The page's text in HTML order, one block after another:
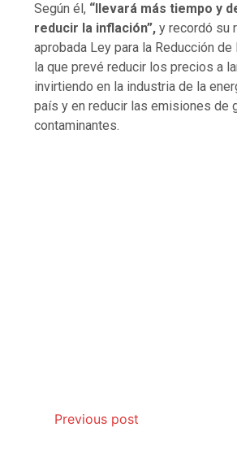
Según él, “llevará más tiempo y
reducir la inflación”, y recordó su
aprobada Ley para la Reducción de
la que prevé reducir los precios a
invirtiendo en la industria de la
país y en reducir las emisiones de
contaminantes.
Previous post